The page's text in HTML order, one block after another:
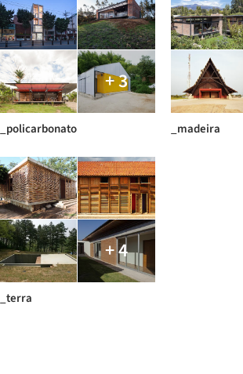
+ 3
_policarbonato _madeira
+ 4
_terra